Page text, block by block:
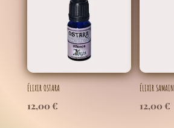
ÉLIXIR OSTARA
12,00 €
ÉLIXIR SAMAIN
12,00 €